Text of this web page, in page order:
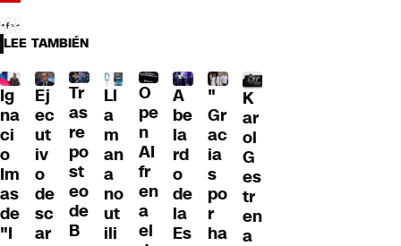
LEE TAMBIÉN
Ig
na
ci
o
Im
as
de
"I
Ej
ec
ut
iv
o
de
sc
ar
Tr
as
re
po
st
eo
de
B
Ll
a
m
an
a
no
ut
ili
O
pe
n
AI
fr
en
a
el
A
be
la
rd
o
de
la
Es
"
Gr
ac
ia
s
po
r
ha
K
ar
ol
G
es
tr
en
a